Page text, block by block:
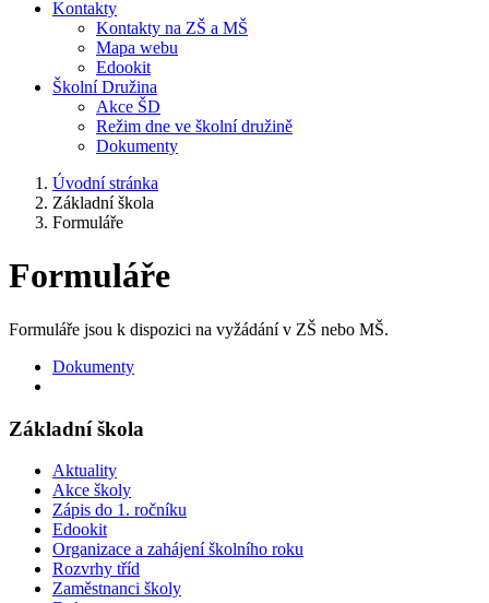
Kontakty
Kontakty na ZŠ a MŠ
Mapa webu
Edookit
Školní Družina
Akce ŠD
Režim dne ve školní družině
Dokumenty
Úvodní stránka
Základní škola
Formuláře
Formuláře
Formuláře jsou k dispozici na vyžádání v ZŠ nebo MŠ.
Dokumenty
Základní škola
Aktuality
Akce školy
Zápis do 1. ročníku
Edookit
Organizace a zahájení školního roku
Rozvrhy tříd
Zaměstnanci školy